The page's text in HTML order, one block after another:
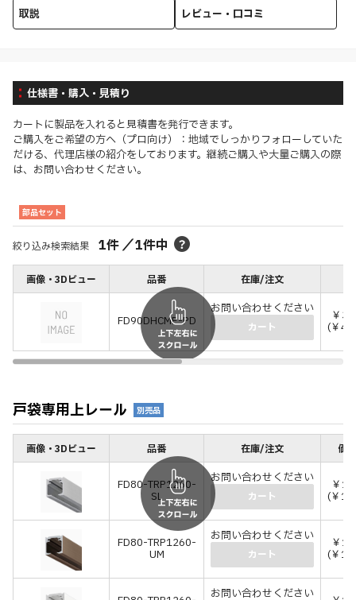
取説
レビュー・口コミ
仕様書・購入・見積り
カートに製品を入れると見積書を発行できます。
ご購入をご希望の方へ（プロ向け）：地域でしっかりフォローしていた
だける、代理店様の紹介をしております。継続ご購入や大量ご購入の際
は、お問い合わせください。
部品セット
絞り込み検索結果 1件／1件中
画像・3Dビュー 品番 在庫/注文
FD90DHCMP-PD
お問い合わせください
カート
￥
(￥
戸袋専用上レール 別売品
画像・3Dビュー 品番 在庫/注文 価
FD80-TRP1260-
SL
お問い合わせください
カート
￥
(￥
FD80-TRP1260-
UM
お問い合わせください
カート
￥
(￥
お問い合わせください